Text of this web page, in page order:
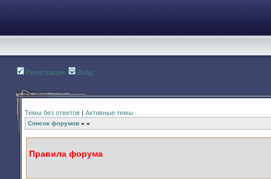
Регистрация Вход
Темы без ответов | Активные темы
Список форумов » »
Правила форума